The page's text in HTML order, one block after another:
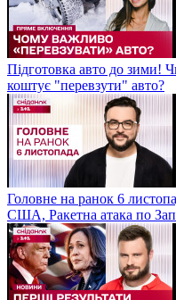
Підготовка авто до зими!
коштує "перевзути" авто?
Головне на ранок 6
США, Ракетна атака по